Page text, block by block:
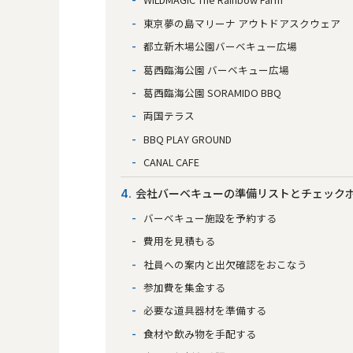
東京夢の島マリーナ アウトドアスクウェア
都立新木場公園バーベキュー広場
葛西臨海公園 バーベキュー広場
葛西臨海公園 SORAMIDO BBQ
両国テラス
BBQ PLAY GROUND
CANAL CAFE
4 会社バーベキューの準備リストとチェック
バーベキュー施設を予約する
費用を見積もる
社員への案内と出欠確認をおこなう
参加費を集金する
必要な道具器材を準備する
食材や飲み物を手配する